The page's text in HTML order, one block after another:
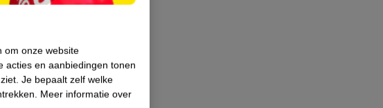
om onze website
acties en aanbiedingen tonen
Je bepaalt zelf welke
Meer informatie over